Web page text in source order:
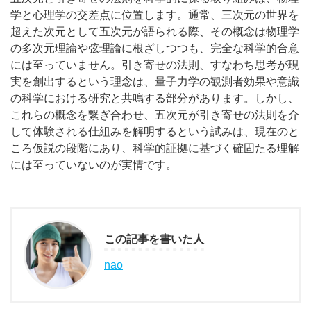
学と心理学の交差点に位置します。通常、三次元の世界を
超えた次元として五次元が語られる際、その概念は物理学
の多次元理論や弦理論に根ざしつつも、完全な科学的合意
には至っていません。引き寄せの法則、すなわち思考が現
実を創出するという理念は、量子力学の観測者効果や意識
の科学における研究と共鳴する部分があります。しかし、
これらの概念を繋ぎ合わせ、五次元が引き寄せの法則を介
して体験される仕組みを解明するという試みは、現在のと
ころ仮説の段階にあり、科学的証拠に基づく確固たる理解
には至っていないのが実情です。
この記事を書いた人
nao